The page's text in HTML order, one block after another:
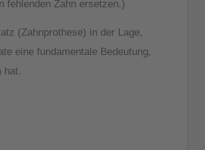
fehlenden Zahn ersetzen.)
(Zahnprothese) in der Lage,
eine fundamentale Bedeutung,
hat.